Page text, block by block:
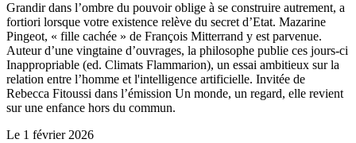
Grandir dans l’ombre du pouvoir oblige à se construire autrement, a
fortiori lorsque votre existence relève du secret d’Etat. Mazarine
Pingeot, « fille cachée » de François Mitterrand y est parvenue.
Auteur d’une vingtaine d’ouvrages, la philosophe publie ces jours-ci
Inappropriable (ed. Climats Flammarion), un essai ambitieux sur la
relation entre l’homme et l'intelligence artificielle. Invitée de
Rebecca Fitoussi dans l’émission Un monde, un regard, elle revient
sur une enfance hors du commun.
Le 1 février 2026